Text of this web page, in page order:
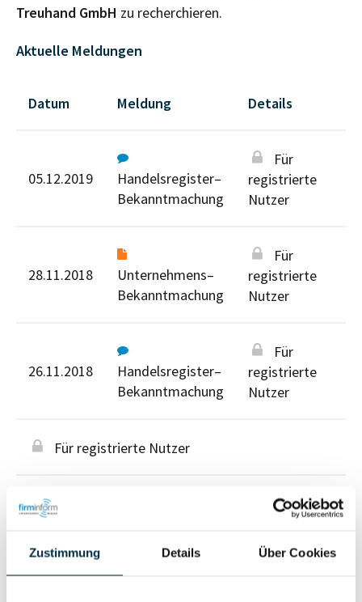
Zustimmung Details Über Cookies
Treuhand GmbH zu recherchieren.
Aktuelle Meldungen
Datum Meldung Details
05.12.2019
Handelsregister–
Bekanntmachung
Für
registrierte
Nutzer
28.11.2018
Unternehmens–
Bekanntmachung
Für
registrierte
Nutzer
26.11.2018
Handelsregister–
Bekanntmachung
Für
registrierte
Nutzer
Für registrierte Nutzer